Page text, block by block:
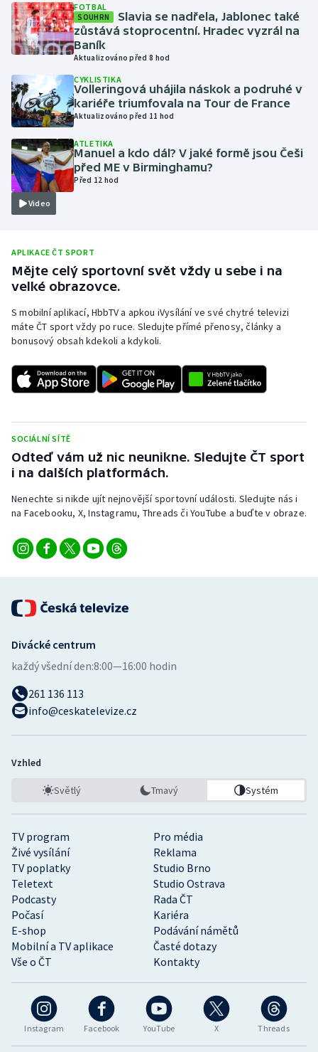
Lyže a snowboard
Moderní pětiboj
Motorsport
Olympijské hry
Parasport
Plavání
Ragby
Rychlobruslení
Rychlostní kanoistika
Sportovní střelba
Stolní tenis
Triatlon
Veslování
Volejbal
FOTBAL
SOUHRN
Slavia se nadřela, Jablonec také
zůstává stoprocentní. Hradec vyzrál na
Baník
Aktualizováno před 8 hod
CYKLISTIKA
Volleringová uhájila náskok a podruhé v
kariéře triumfovala na Tour de France
Aktualizováno před 11 hod
Video
ATLETIKA
Manuel a kdo dál? V jaké formě jsou Češi
před ME v Birminghamu?
Před 12 hod
APLIKACE ČT SPORT
Mějte celý sportovní svět vždy u sebe i na
velké obrazovce.
S mobilní aplikací, HbbTV a apkou iVysílání ve své chytré televizi
máte ČT sport vždy po ruce. Sledujte přímé přenosy, články a
bonusový obsah kdekoli a kdykoli.
SOCIÁLNÍ SÍTĚ
Odteď vám už nic neunikne. Sledujte ČT sport
i na dalších platformách.
Nenechte si nikde ujít nejnovější sportovní události. Sledujte nás i
na Facebooku, X, Instagramu, Threads či YouTube a buďte v obraze.
Instagram Facebook YouTube X Threads
TV program
Pro média
Živé vysílání
Reklama
TV poplatky
Studio Brno
Teletext
Studio Ostrava
Podcasty
Rada ČT
Počasí
Kariéra
E-shop
Podávání námětů
Mobilní a TV aplikace
Časté dotazy
Vše o ČT
Kontakty
Divácké centrum
každý všední den:8:00—16:00 hodin
261 136 113
info@ceskatelevize.cz
Vzhled
Světlý Tmavý Systém